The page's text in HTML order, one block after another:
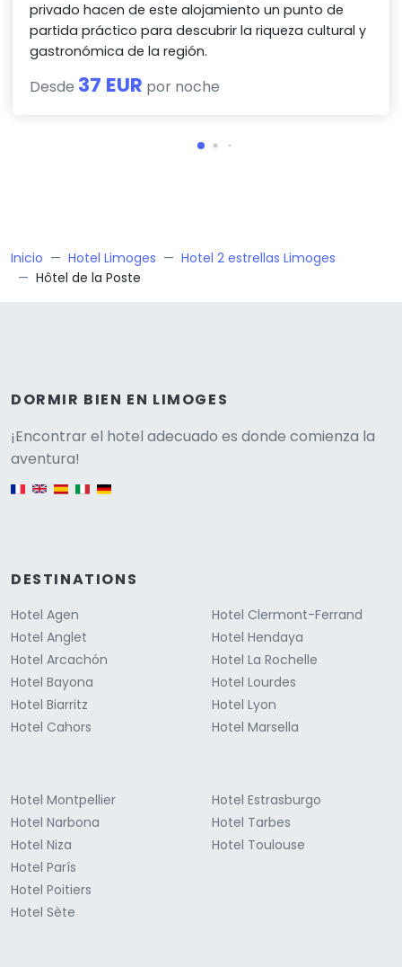
privado hacen de este alojamiento un punto de
partida práctico para descubrir la riqueza cultural y
gastronómica de la región.
Desde 37 EUR por noche
Inicio Hotel Limoges
Hotel 2 estrellas Limoges
Hôtel de la Poste
DORMIR BIEN EN LIMOGES
¡Encontrar el hotel adecuado es donde comienza la
aventura!
English version
DESTINATIONS
Hotel Agen
Hotel Anglet
Hotel Arcachón
Hotel Bayona
Hotel Biarritz
Hotel Cahors
Hotel Clermont-Ferrand
Hotel Hendaya
Hotel La Rochelle
Hotel Lourdes
Hotel Lyon
Hotel Marsella
Hotel Montpellier
Hotel Narbona
Hotel Niza
Hotel París
Hotel Poitiers
Hotel Sète
Hotel Estrasburgo
Hotel Tarbes
Hotel Toulouse